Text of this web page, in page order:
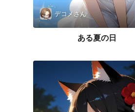
デコメさん
ある夏の日